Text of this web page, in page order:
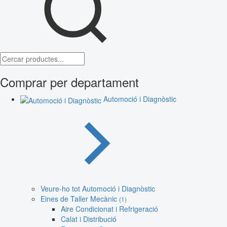
Comprar per departament
Automoció i Diagnòstic
Veure-ho tot Automoció i Diagnòstic
Eines de Taller Mecànic (1)
Aire Condicionat i Refrigeració
Calat i Distribució